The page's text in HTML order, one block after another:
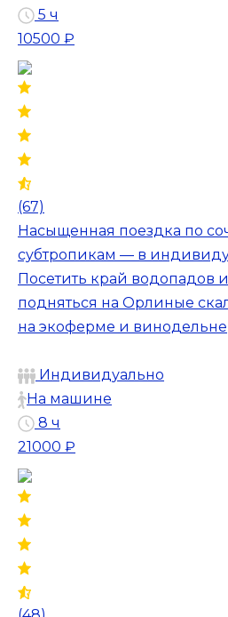
5 ч
10500 ₽
(67)
Насыщенная поездка по
субтропикам — в
Посетить край водопадов
подняться на Орлиные
на экоферме и винодельне
Индивидуально
На машине
8 ч
21000 ₽